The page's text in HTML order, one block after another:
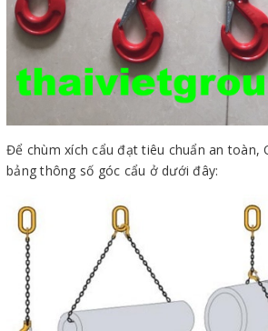
Để chùm xích cẩu đạt tiêu chuẩn an toàn,
bảng thông số góc cẩu ở dưới đây: